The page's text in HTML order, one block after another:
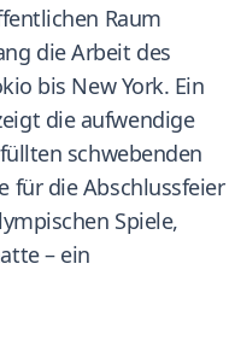
Raum
die Arbeit des
bis New York. Ein
die aufwendige
schwebenden
für die Abschlussfeier
Spiele,
– ein